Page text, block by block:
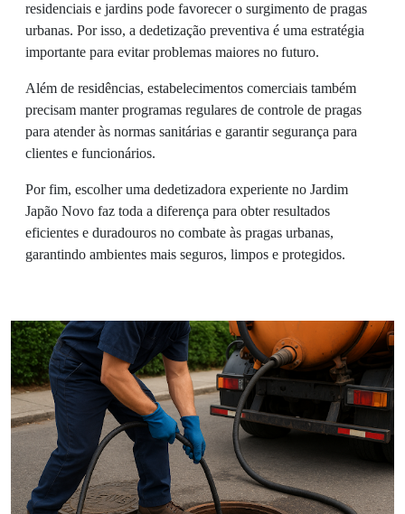
residenciais e jardins pode favorecer o surgimento de pragas
urbanas. Por isso, a dedetização preventiva é uma estratégia
importante para evitar problemas maiores no futuro.
Além de residências, estabelecimentos comerciais também
precisam manter programas regulares de controle de pragas
para atender às normas sanitárias e garantir segurança para
clientes e funcionários.
Por fim, escolher uma dedetizadora experiente no Jardim
Japão Novo faz toda a diferença para obter resultados
eficientes e duradouros no combate às pragas urbanas,
garantindo ambientes mais seguros, limpos e protegidos.